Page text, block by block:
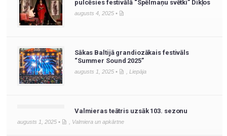
pulcēsies festivālā “Spēlmaņu svētki” Dikļos
augusts 4, 2025 •
Sākas Baltijā grandiozākais festivāls
“Summer Sound 2025”
augusts 1, 2025 • , Liepāja
Valmieras teātris uzsāk 103. sezonu
augusts 1, 2025 • , Valmiera un apkārtne